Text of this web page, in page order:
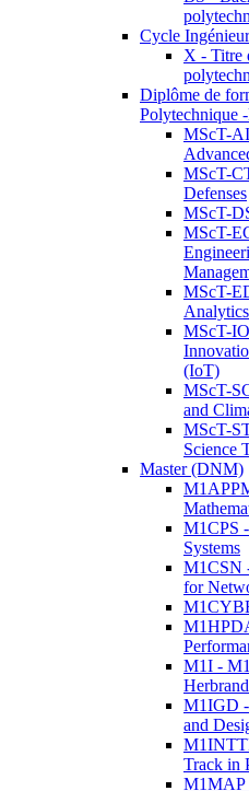
Cycle Ingénieur
X - Titre
Diplôme de
Polytechnique
MScT-
MScT-
Defenses
MScT-
MScT-
MScT-
MScT-
(IoT)
MScT-
and
MScT-
Science
Master (DNM)
M1CPS
Systems
M1CSN
for
M1I -
M1IGD
and
Track in
M1MAP